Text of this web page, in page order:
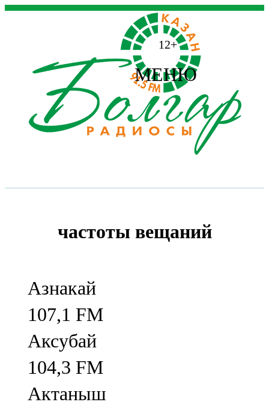
12+
МЕНЮ
частоты вещаний
Азнакай
107,1 FM
Аксубай
104,3 FM
Актаныш